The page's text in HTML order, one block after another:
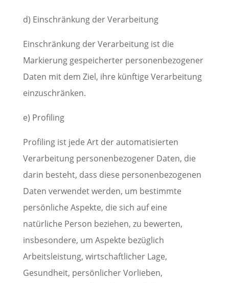
d) Einschränkung der Verarbeitung
Einschränkung der Verarbeitung ist die
Markierung gespeicherter personenbezogener
Daten mit dem Ziel, ihre künftige Verarbeitung
einzuschränken.
e) Profiling
Profiling ist jede Art der automatisierten
Verarbeitung personenbezogener Daten, die
darin besteht, dass diese personenbezogenen
Daten verwendet werden, um bestimmte
persönliche Aspekte, die sich auf eine
natürliche Person beziehen, zu bewerten,
insbesondere, um Aspekte bezüglich
Arbeitsleistung, wirtschaftlicher Lage,
Gesundheit, persönlicher Vorlieben,